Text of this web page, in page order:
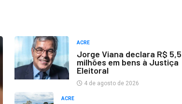
ACRE
Jorge Viana declara R$ 5,5
milhões em bens à Justiça
Eleitoral
4 de agosto de 2026
ACRE